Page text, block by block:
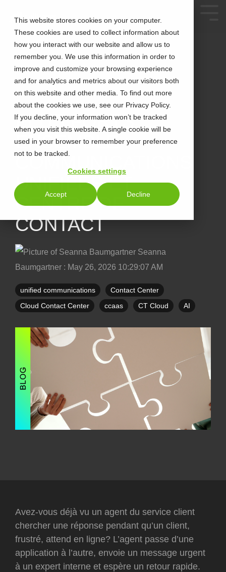
This website stores cookies on your computer.
These cookies are used to collect information about
how you interact with our website and allow us to
remember you. We use this information in order to
improve and customize your browsing experience
and for analytics and metrics about our visitors both
on this website and other media. To find out more
about the cookies we use, see our Privacy Policy.
If you decline, your information won’t be tracked
when you visit this website. A single cookie will be
used in your browser to remember your preference
not to be tracked.
Cookies settings
Accept Decline
4 MIN READ
PLUS FORTS
ENSEMBLE :
COMMUNICATIONS
UNIFIÉES ET
CENTRE DE
CONTACT
Seanna
Baumgartner : May 26, 2026 10:29:07 AM
unified communications
Contact Center
Cloud Contact Center
ccaas CT Cloud AI
Avez-vous déjà vu un agent du service client
chercher une réponse pendant qu’un client,
frustré, attend en ligne? L’agent passe d’une
application à l’autre, envoie un message urgent
à un expert interne et espère un retour rapide.